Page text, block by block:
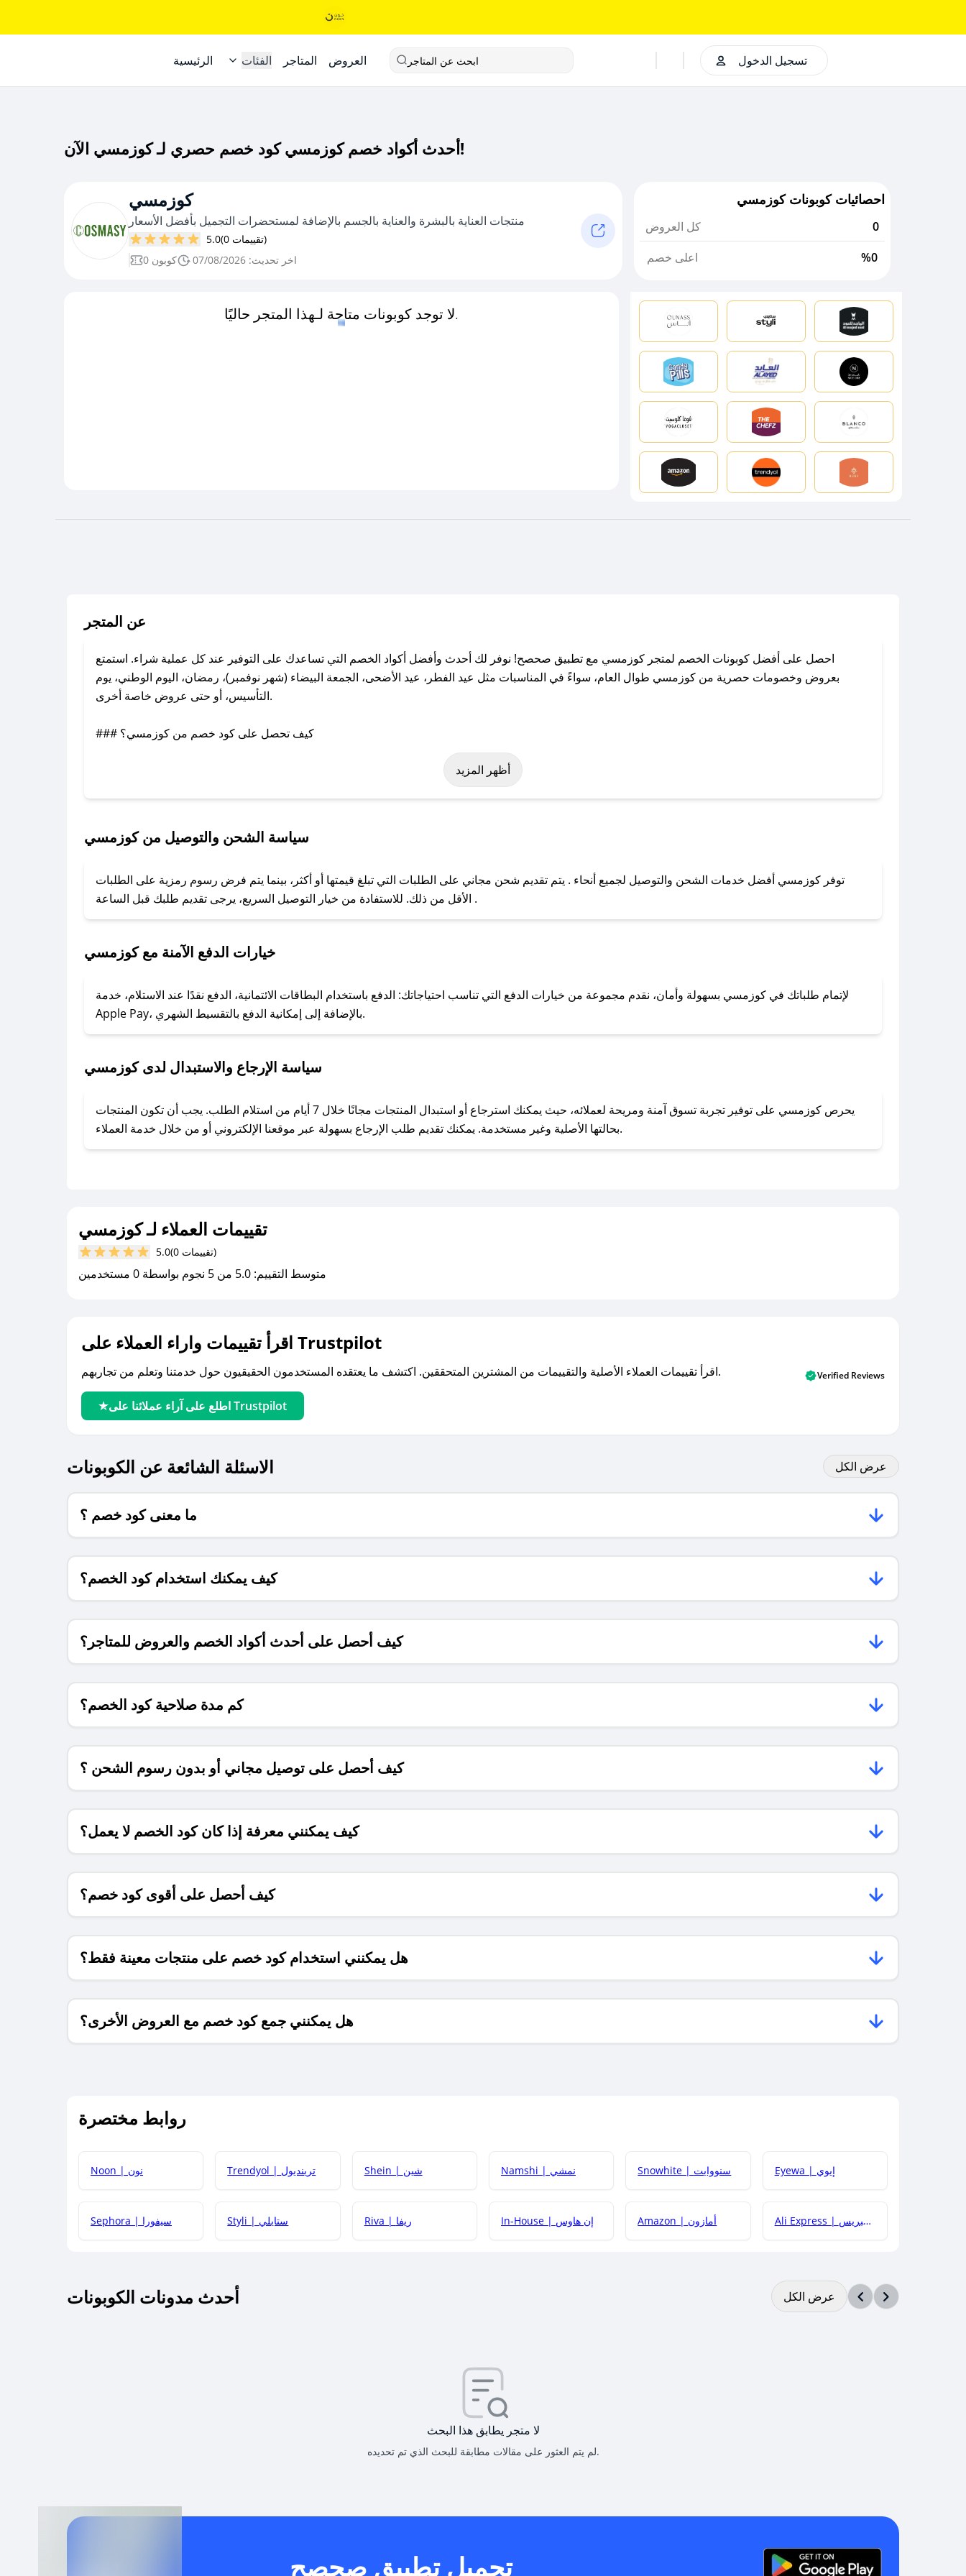
الرئيسية الفئات المتاجر العروض ابحث عن المتاجر تسجيل الدخول
أحدث أكواد خصم كوزمسي كود خصم حصري لـ كوزمسي الآن!
كوزمسي
منتجات العناية بالبشرة والعناية بالجسم بالإضافة لمستحضرات التجميل بأفضل الأسعار
5.0
(0 تقييمات)
0 كوبون
اخر تحديث: 07/08/2026
احصائيات كوبونات كوزمسي
كل العروض
0
اعلى خصم
%0
لا توجد كوبونات متاحة لـهذا المتجر حاليًا.
عن المتجر
احصل على أفضل كوبونات الخصم لمتجر كوزمسي مع تطبيق صحصح! نوفر لك أحدث وأفضل أكواد الخصم التي تساعدك على التوفير عند كل عملية شراء. استمتع
بعروض وخصومات حصرية من كوزمسي طوال العام، سواءً في المناسبات مثل عيد الفطر، عيد الأضحى، الجمعة البيضاء (شهر نوفمبر)، رمضان، اليوم الوطني، يوم
التأسيس، أو حتى عروض خاصة أخرى.
### كيف تحصل على كود خصم من كوزمسي؟
باستخدام تطبيق صحصح، يمكنك العثور بسهولة على كود خصم كوزمسي. وفي حال عدم توفر الكوبون، تواصل معنا عبر تويتر أو البريد الإلكتروني لإضافته بسرعة.
لا تقلق! يمكنك التواصل مع فريق دعم صحصح عبر الرسائل الخاصة على تويتر أو البريد الإلكتروني، وسنقوم بحل المشكلة في أسرع وقت ممكن.
### ماذا أفعل إذا لم أجد كود خصم لمتجري المفضل؟
للحصول على كوبونات وخصومات حصرية، قم بما يلي:
- اضغط على أيقونة متابعة لمتجر كوزمسي في تطبيق صحصح.
- تابع حسابنا الرسمي على تويتر وقم بتفعيل زر التنبيهات.
أظهر المزيد
سياسة الشحن والتوصيل من كوزمسي
توفر كوزمسي أفضل خدمات الشحن والتوصيل لجميع أنحاء . يتم تقديم شحن مجاني على الطلبات التي تبلغ قيمتها أو أكثر، بينما يتم فرض رسوم رمزية على الطلبات
الأقل من ذلك. للاستفادة من خيار التوصيل السريع، يرجى تقديم طلبك قبل الساعة .
خيارات الدفع الآمنة مع كوزمسي
لإتمام طلباتك في كوزمسي بسهولة وأمان، نقدم مجموعة من خيارات الدفع التي تناسب احتياجاتك: الدفع باستخدام البطاقات الائتمانية، الدفع نقدًا عند الاستلام، خدمة
Apple Pay، بالإضافة إلى إمكانية الدفع بالتقسيط الشهري.
سياسة الإرجاع والاستبدال لدى كوزمسي
يحرص كوزمسي على توفير تجربة تسوق آمنة ومريحة لعملائه، حيث يمكنك استرجاع أو استبدال المنتجات مجانًا خلال 7 أيام من استلام الطلب. يجب أن تكون المنتجات
بحالتها الأصلية وغير مستخدمة. يمكنك تقديم طلب الإرجاع بسهولة عبر موقعنا الإلكتروني أو من خلال خدمة العملاء.
تقييمات العملاء لـ كوزمسي
5.0 (0 تقييمات)
متوسط التقييم: 5.0 من 5 نجوم بواسطة 0 مستخدمين
اقرأ تقييمات واراء العملاء على Trustpilot
اقرأ تقييمات العملاء الأصلية والتقييمات من المشترين المتحققين. اكتشف ما يعتقده المستخدمون الحقيقيون حول خدمتنا وتعلم من تجاربهم.
اطلع على آراء عملائنا على Trustpilot
Verified Reviews
الاسئلة الشائعة عن الكوبونات عرض الكل
ما معنى كود خصم ؟
كيف يمكنك استخدام كود الخصم؟
كيف أحصل على أحدث أكواد الخصم والعروض للمتاجر؟
كم مدة صلاحية كود الخصم؟
كيف أحصل على توصيل مجاني أو بدون رسوم الشحن ؟
كيف يمكنني معرفة إذا كان كود الخصم لا يعمل؟
كيف أحصل على أقوى كود خصم؟
هل يمكنني استخدام كود خصم على منتجات معينة فقط؟
هل يمكنني جمع كود خصم مع العروض الأخرى؟
روابط مختصرة
Noon | نون Trendyol | ترينديول Shein | شين Namshi | نمشي Snowhite | سنووايت Eyewa | إيوي
Sephora | سيفورا Styli | ستايلي Riva | ريفا In-House | إن هاوس Amazon | أمازون Ali Express | علي إكسبريس
أحدث مدونات الكوبونات عرض الكل
لا متجر يطابق هذا البحث
لم يتم العثور على مقالات مطابقة للبحث الذي تم تحديده.
تحميل تطبيق صحصح